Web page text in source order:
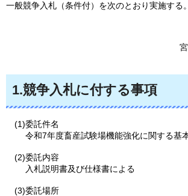
一般競争入札（条件付）を次のとおり実施する。
1.競争入札に付する事項
(1)委託件名
令和7年度畜産試験場機能強化に関する基
(2)委託内容
入札説明書及び仕様書による
(3)委託場所